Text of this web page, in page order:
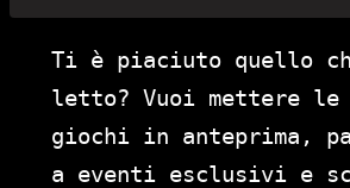
Ti è piaciuto quello
letto? Vuoi mettere le
giochi in anteprima,
a eventi esclusivi e